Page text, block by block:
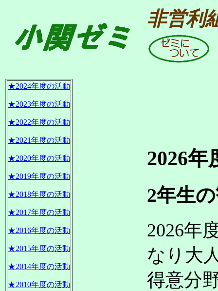
非営利
★2024年度の活動
★2023年度の活動
★2022年度の活動
★2021年度の活動
★2020年度の活動
★2019年度の活動
★2018年度の活動
★2017年度の活動
★2016年度の活動
★2015年度の活動
★2014年度の活動
★2010年度の活動
2026年
2年生
2026年
なり大
得意分